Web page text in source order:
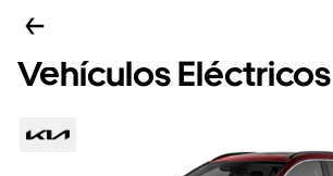
Vehículos Eléctricos